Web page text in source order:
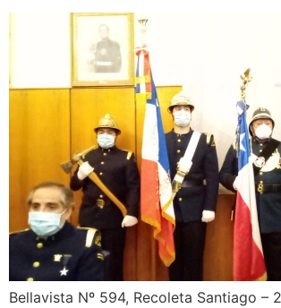
Bellavista Nº 594, Recoleta Santiago –